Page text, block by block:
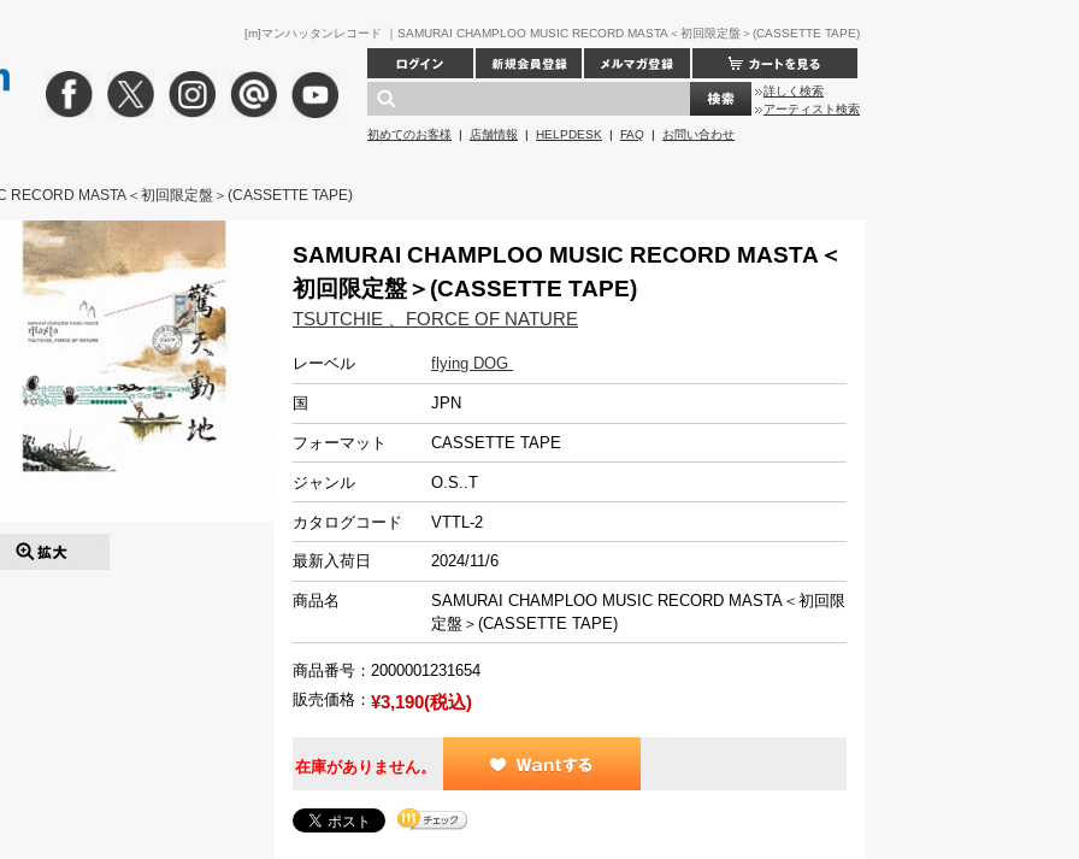
[m]マンハッタンレコード ｜SAMURAI CHAMPLOO MUSIC RECORD MASTA＜初回限定盤＞(CASSETTE TAPE)
詳しく検索
アーティスト検索
初めてのお客様 | 店舗情報 | HELPDESK | FAQ | お問い合わせ
RECORD MASTA＜初回限定盤＞(CASSETTE TAPE)
SAMURAI CHAMPLOO MUSIC RECORD MASTA＜
初回限定盤＞(CASSETTE TAPE)
TSUTCHIE 、FORCE OF NATURE
レーベル flying DOG
国 JPN
フォーマット CASSETTE TAPE
ジャンル O.S..T
カタログコード VTTL-2
最新入荷日 2024/11/6
商品名
SAMURAI CHAMPLOO MUSIC RECORD MASTA＜初回限
定盤＞(CASSETTE TAPE)
商品番号： 2000001231654
販売価格： ¥3,190(税込)
在庫がありません。